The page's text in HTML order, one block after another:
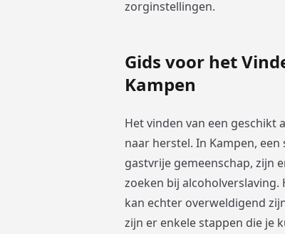
zorginstellingen.
Gids voor het
Kampen
Het vinden van een geschikt
naar herstel. In Kampen,
gastvrije gemeenschap, zijn
zoeken bij
kan echter overweldigend
zijn er enkele stappen die je